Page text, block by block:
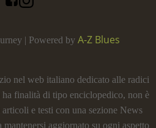
| Powered by A-Z Blues
nel web italiano dedicato alle radici
finalità di tipo enciclopedico, non è
e testi con una sezione News
mantenersi aggiornato su ogni aspetto